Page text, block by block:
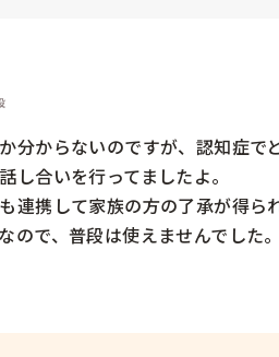
分からないのですが、認知症
し合いを行ってましたよ。
連携して家族の方の了承が得ら
ので、普段は使えませんでした。